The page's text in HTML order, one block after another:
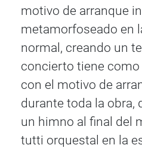
motivo de arranque
metamorfoseado en
normal, creando un
concierto tiene
con el motivo de
durante toda la obra,
un himno al final del
tutti orquestal en la